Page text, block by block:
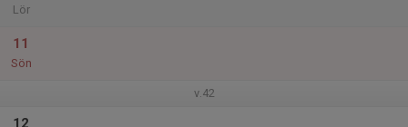
Lör
11
Sön
v.42
12